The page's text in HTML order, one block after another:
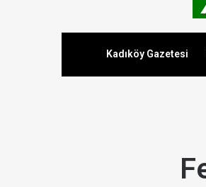
Kadıköy Gazetesi